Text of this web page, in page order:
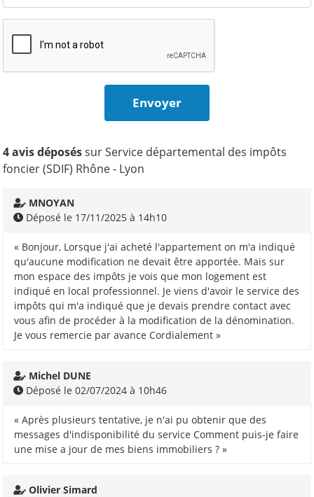
4 avis déposéssur Service départemental des impôts
foncier (SDIF) Rhône - Lyon
MNOYAN
Déposé le 17/11/2025 à 14h10
« Bonjour, Lorsque j'ai acheté l'appartement on m'a indiqué
qu'aucune modification ne devait être apportée. Mais sur
mon espace des impôts je vois que mon logement est
indiqué en local professionnel. Je viens d'avoir le service des
impôts qui m'a indiqué que je devais prendre contact avec
vous afin de procéder à la modification de la dénomination.
Je vous remercie par avance Cordialement »
Michel DUNE
Déposé le 02/07/2024 à 10h46
« Après plusieurs tentative, je n'ai pu obtenir que des
messages d'indisponibilité du service Comment puis-je faire
une mise a jour de mes biens immobiliers ? »
Olivier Simard